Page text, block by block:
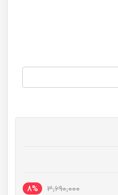
3,690,000
8%